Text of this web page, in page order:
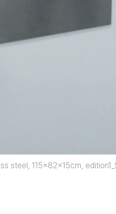
steel, 115x82x15cm,